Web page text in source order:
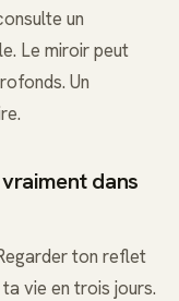
un
Le miroir peut
Un
dans
ton reflet
vie en trois jours.